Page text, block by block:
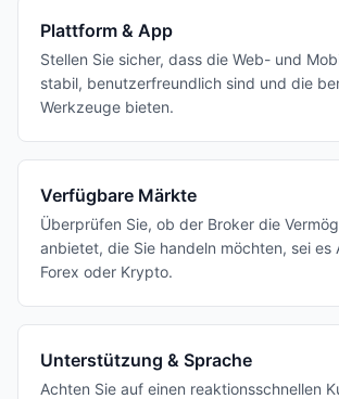
Plattform & App
Stellen Sie sicher, dass die Web- und
stabil, benutzerfreundlich sind und die
Werkzeuge bieten.
Verfügbare Märkte
Überprüfen Sie, ob der Broker die
anbietet, die Sie handeln möchten, sei es
Forex oder Krypto.
Unterstützung & Sprache
Achten Sie auf einen reaktionsschnellen